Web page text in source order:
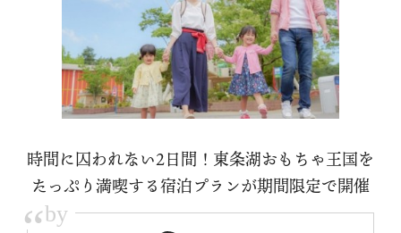
時間に囚われない2日間！東条湖おもちゃ王国を
たっぷり満喫する宿泊プランが期間限定で開催
by